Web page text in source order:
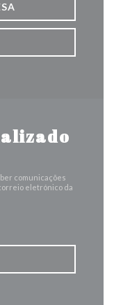
comunicações
eletrónico da